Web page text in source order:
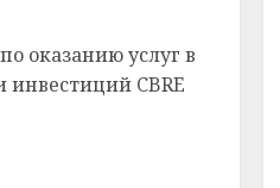
оказанию услуг в
CBRE